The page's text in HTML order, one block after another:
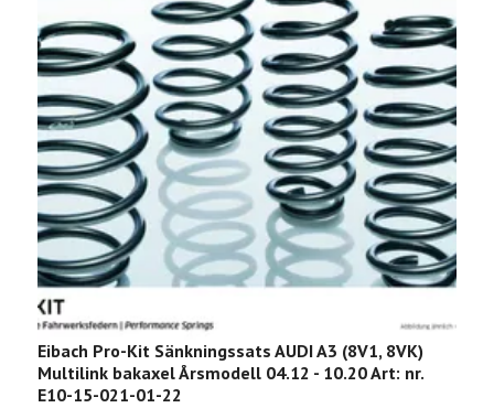
Eibach Pro-Kit Sänkningssats AUDI A3 (8V1, 8VK)
Multilink bakaxel Årsmodell 04.12 - 10.20 Art: nr.
E10-15-021-01-22